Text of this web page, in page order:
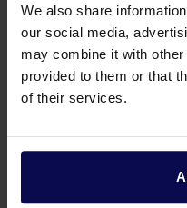
We also share
our social media,
may combine it with
provided to them or that
of their services.
wanneer we er goed
toepassingen eindeloos.
dompelpompen varieert,
90 en 240 liter per
wij hebben altijd de
waar je op moet letten
pomp, informeer